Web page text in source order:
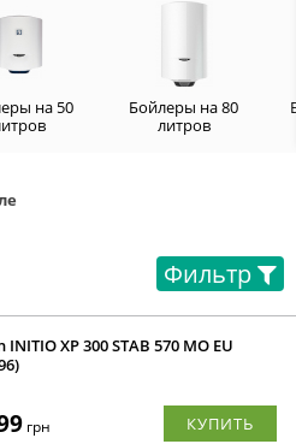
на 50
Бойлеры на 80
литров
Фильтр
XP 300 STAB 570 MO EU
грн КУПИТЬ